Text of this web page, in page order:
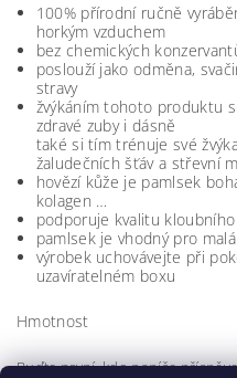
100% přírodní ručně
horkým vzduchem
bez chemických
poslouží jako odměna,
stravy
žvýkáním tohoto produktu
zdravé zuby i dásně
také si tím trénuje své
žaludečních šťáv a střevní
hovězí kůže je pamlsek
kolagen …
podporuje kvalitu
pamlsek je vhodný pro
výrobek uchovávejte při
uzavíratelném boxu
Hmotnost
Buďte první, kdo napíše